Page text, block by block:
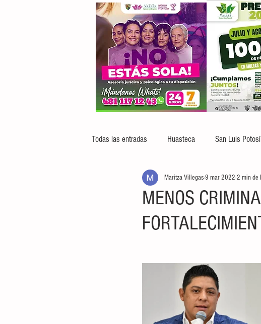
Todas las entradas Huasteca San Luis Potosí
MENOS
Maritza Villegas9 mar 2022 2 min de